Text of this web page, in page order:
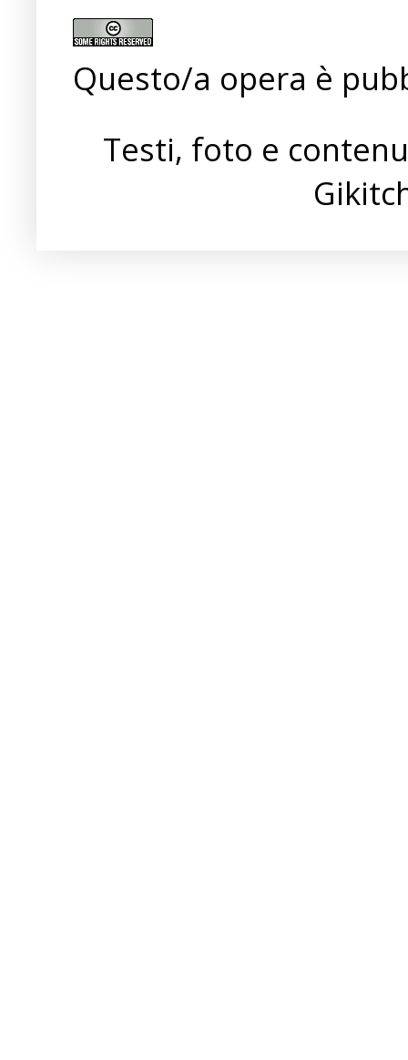
Questo/a opera è
Testi, foto e